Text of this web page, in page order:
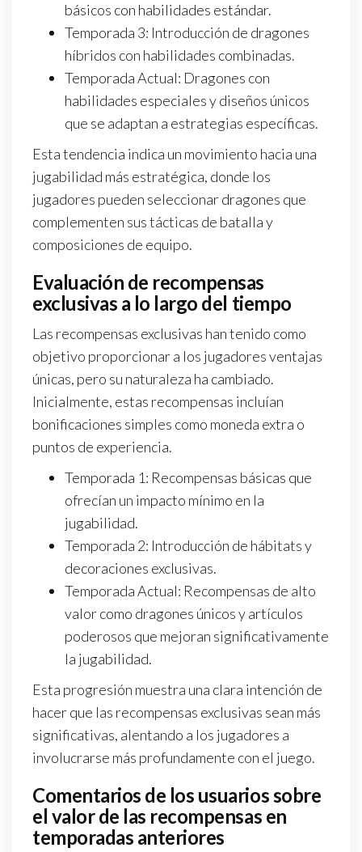
básicos con habilidades estándar.
Temporada 3: Introducción de dragones
híbridos con habilidades combinadas.
Temporada Actual: Dragones con
habilidades especiales y diseños únicos
que se adaptan a estrategias específicas.
Esta tendencia indica un movimiento hacia una
jugabilidad más estratégica, donde los
jugadores pueden seleccionar dragones que
complementen sus tácticas de batalla y
composiciones de equipo.
Evaluación de recompensas
exclusivas a lo largo del tiempo
Las recompensas exclusivas han tenido como
objetivo proporcionar a los jugadores ventajas
únicas, pero su naturaleza ha cambiado.
Inicialmente, estas recompensas incluían
bonificaciones simples como moneda extra o
puntos de experiencia.
Temporada 1: Recompensas básicas que
ofrecían un impacto mínimo en la
jugabilidad.
Temporada 2: Introducción de hábitats y
decoraciones exclusivas.
Temporada Actual: Recompensas de alto
valor como dragones únicos y artículos
poderosos que mejoran significativamente
la jugabilidad.
Esta progresión muestra una clara intención de
hacer que las recompensas exclusivas sean más
significativas, alentando a los jugadores a
involucrarse más profundamente con el juego.
Comentarios de los usuarios sobre
el valor de las recompensas en
temporadas anteriores